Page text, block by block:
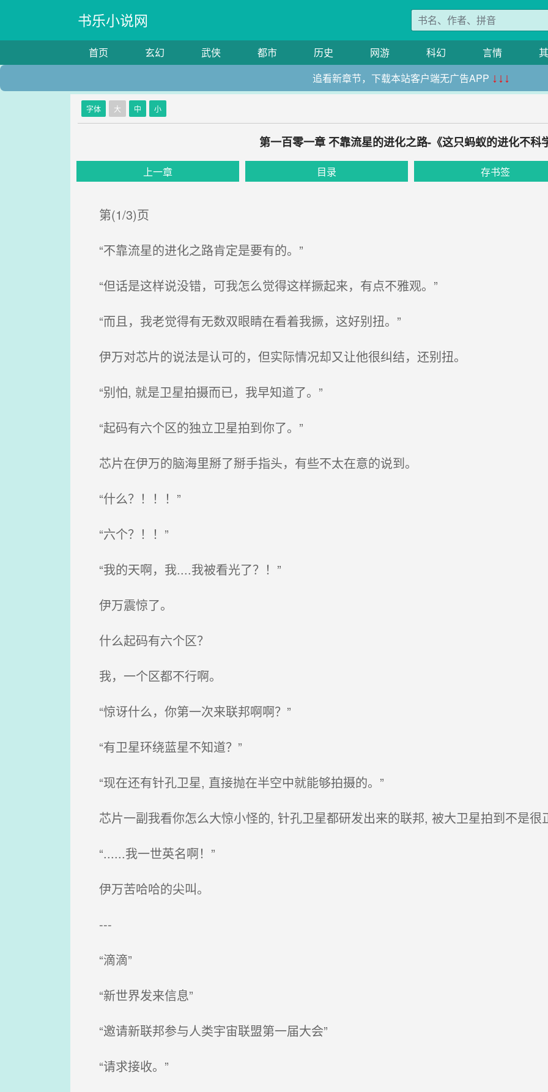
书乐小说网
首页 玄幻 武侠 都市 历史 网游 科幻 言情
追看新章节，下载本站客户端无广告APP ↓↓↓
字体 大 中 小
第一百零一章 不靠流星的进化之路-《这只蚂蚁的进化不科
上一章 目录 存书签
第(1/3)页
“不靠流星的进化之路肯定是要有的。”
“但话是这样说没错，可我怎么觉得这样撅起来，有点不雅观。”
“而且，我老觉得有无数双眼睛在看着我撅，这好别扭。”
伊万对芯片的说法是认可的，但实际情况却又让他很纠结，还别扭。
“别怕, 就是卫星拍摄而已，我早知道了。”
“起码有六个区的独立卫星拍到你了。”
芯片在伊万的脑海里掰了掰手指头，有些不太在意的说到。
“什么？！！！”
“六个？！！”
“我的天啊，我....我被看光了？！”
伊万震惊了。
什么起码有六个区？
我，一个区都不行啊。
“惊讶什么，你第一次来联邦啊啊？”
“有卫星环绕蓝星不知道？”
“现在还有针孔卫星, 直接抛在半空中就能够拍摄的。”
芯片一副我看你怎么大惊小怪的, 针孔卫星都研发出来的联邦, 被大卫星拍到不是很
“......我一世英名啊！”
伊万苦哈哈的尖叫。
---
“滴滴”
“新世界发来信息”
“邀请新联邦参与人类宇宙联盟第一届大会”
“请求接收。”